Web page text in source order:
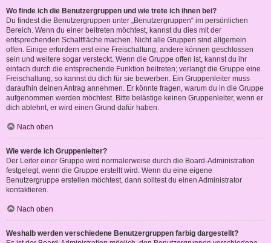
Wo finde ich die Benutzergruppen und wie trete ich ihnen bei?
Du findest die Benutzergruppen unter „Benutzergruppen“ im persönlichen
Bereich. Wenn du einer beitreten möchtest, kannst du dies mit der
entsprechenden Schaltfläche machen. Nicht alle Gruppen sind allgemein
offen. Einige erfordern erst eine Freischaltung, andere können geschlossen
sein und weitere sogar versteckt. Wenn die Gruppe offen ist, kannst du ihr
einfach durch die entsprechende Funktion beitreten; verlangt die Gruppe eine
Freischaltung, so kannst du dich für sie bewerben. Ein Gruppenleiter muss
daraufhin deinen Antrag annehmen. Er könnte fragen, warum du in die Gruppe
aufgenommen werden möchtest. Bitte belästige keinen Gruppenleiter, wenn er
dich ablehnt, er wird einen Grund dafür haben.
Nach oben
Wie werde ich Gruppenleiter?
Der Leiter einer Gruppe wird normalerweise durch die Board-Administration
festgelegt, wenn die Gruppe erstellt wird. Wenn du eine eigene
Benutzergruppe erstellen möchtest, dann solltest du einen Administrator
kontaktieren.
Nach oben
Weshalb werden verschiedene Benutzergruppen farbig dargestellt?